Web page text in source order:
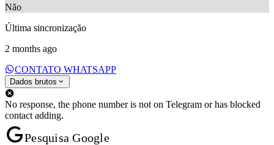
Não
Última sincronização
2 months ago
CONTATO WHATSAPP
Dados brutos
No response, the phone number is not on Telegram or has blocked
contact adding.
Pesquisa Google